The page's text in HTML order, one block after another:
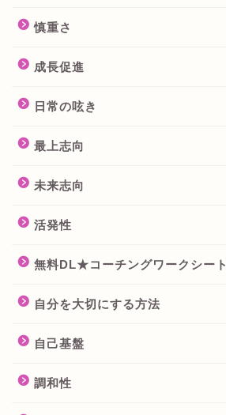
慎重さ
成長促進
日常の呟き
最上志向
未来志向
活発性
無料DL★コーチングワークシート
自分を大切にする方法
自己基盤
調和性